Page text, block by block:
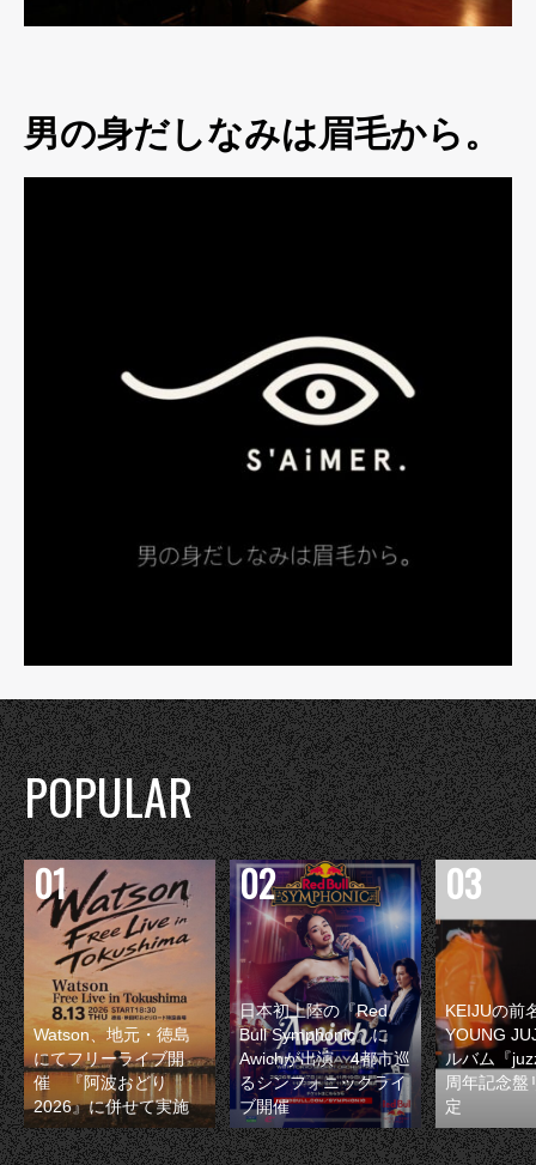
男の身だしなみは眉毛から。
POPULAR
Watson、地元・徳島
にてフリーライブ開
催 『阿波おどり
2026』に併せて実施
日本初上陸の『Red
Bull Symphonic』に
Awichが出演 4都市巡
るシンフォニックライ
ブ開催
KEIJUの前
YOUNG
ルバム『
周年記念盤
定